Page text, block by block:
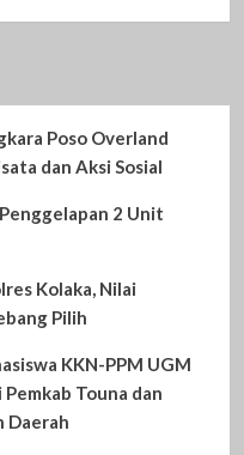
Poso Overland
dan Aksi Sosial
2 Unit
Kolaka, Nilai
Pilih
KKN-PPM UGM
Touna dan
Daerah